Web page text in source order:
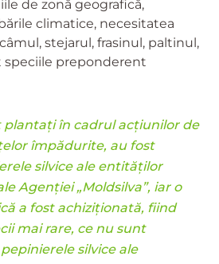
de zonă geografică,
climatice, necesitatea
stejarul, frasinul, paltinul,
speciile preponderent
plantați în cadrul acțiunilor de
împădurite, au fost
silvice ale entităților
Agenției „Moldsilva”, iar o
a fost achiziționată, fiind
mai rare, ce nu sunt
silvice ale